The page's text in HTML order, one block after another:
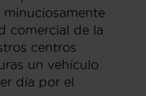
comercial de la
centros
un vehículo
día por el